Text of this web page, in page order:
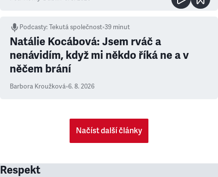
Podcasty:Tekutá společnost•39 minut
Natálie Kocábová: Jsem rváč a
nenávidím, když mi někdo říká ne a v
něčem brání
Barbora Kroužková•6. 8. 2026
Načíst další články
Respekt